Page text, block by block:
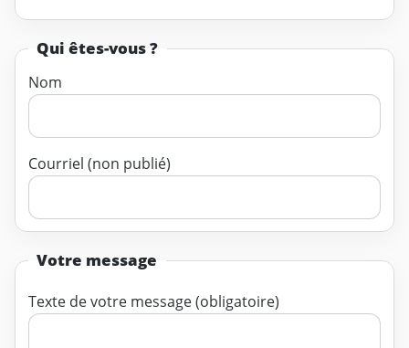
Qui êtes-vous ?
Nom
Courriel (non publié)
Votre message
Texte de votre message (obligatoire)